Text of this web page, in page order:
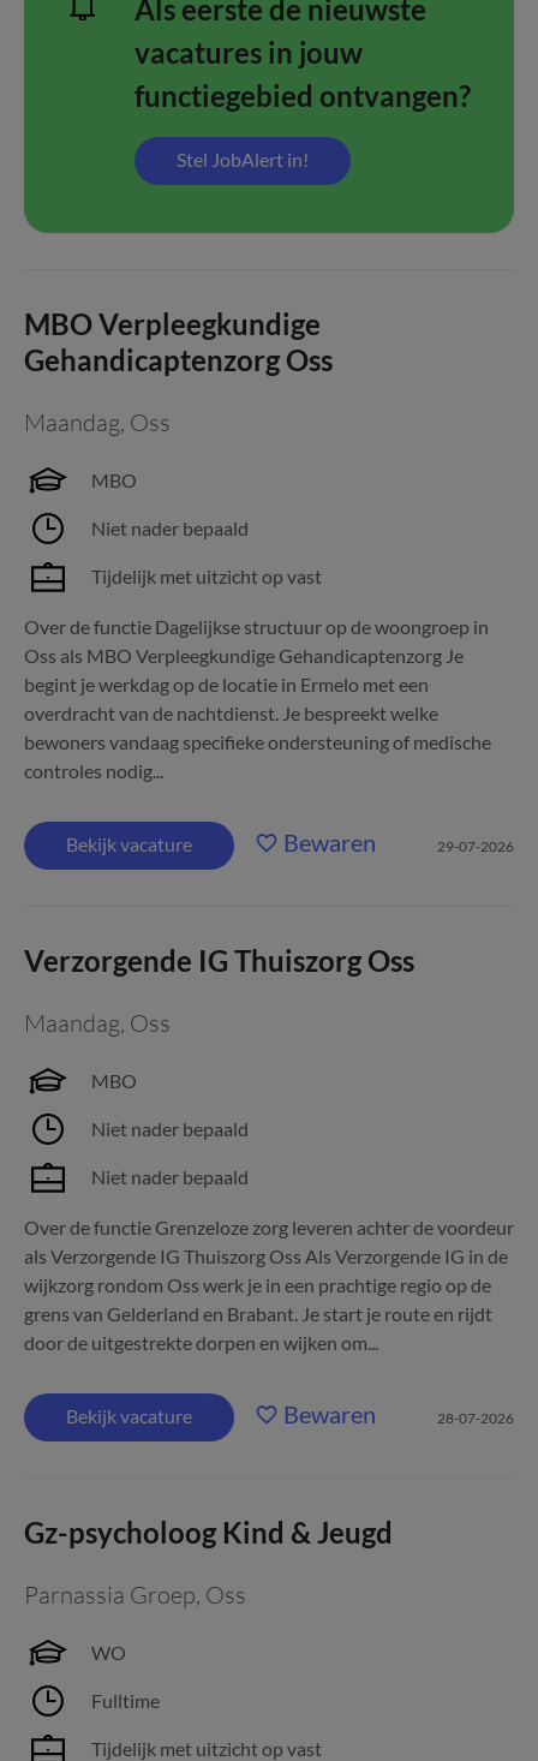
Als eerste de nieuwste
vacatures in jouw
functiegebied ontvangen?
Stel JobAlert in!
MBO Verpleegkundige
Gehandicaptenzorg Oss
Maandag, Oss
MBO
Niet nader bepaald
Tijdelijk met uitzicht op vast
Over de functie Dagelijkse structuur op de woongroep in
Oss als MBO Verpleegkundige Gehandicaptenzorg Je
begint je werkdag op de locatie in Ermelo met een
overdracht van de nachtdienst. Je bespreekt welke
bewoners vandaag specifieke ondersteuning of medische
controles nodig...
Bekijk vacature Bewaren 29-07-2026
Verzorgende IG Thuiszorg Oss
Maandag, Oss
MBO
Niet nader bepaald
Niet nader bepaald
Over de functie Grenzeloze zorg leveren achter de voordeur
als Verzorgende IG Thuiszorg Oss Als Verzorgende IG in de
wijkzorg rondom Oss werk je in een prachtige regio op de
grens van Gelderland en Brabant. Je start je route en rijdt
door de uitgestrekte dorpen en wijken om...
Bekijk vacature Bewaren 28-07-2026
Gz-psycholoog Kind & Jeugd
Parnassia Groep, Oss
WO
Fulltime
Tijdelijk met uitzicht op vast